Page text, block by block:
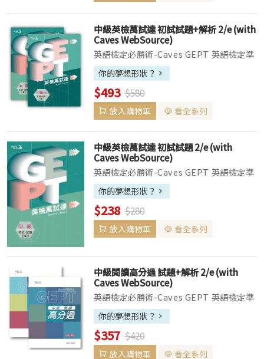
中級英檢萬試達 初試試題+解析 2/e (with
Caves WebSource)
英語檢定必勝術-Caves GEPT 英語檢定準
備必勝術：閱讀高分過 、聽力高分過 、英
檢萬試達 、TOEIC主題字彙快易通 ▌試題
本收錄六回模擬試題，解析本內提供多個單
元...
你的夢想形狀？
$493 $580
放入購物車 看全系列
中級英檢萬試達 初試試題 2/e (with
Caves WebSource)
英語檢定必勝術-Caves GEPT 英語檢定準
備必勝術：閱讀高分過 、聽力高分過 、英
檢萬試達 、TOEIC主題字彙快易通 ▌試題
本收錄六回模擬試題，解析本內提供多個單
元...
你的夢想形狀？
$238 $280
放入購物車 看全系列
中級閱讀高分過 試題+解析 2/e (with
Caves WebSource)
英語檢定必勝術-Caves GEPT 英語檢定準
備必勝術：閱讀高分過、聽力高分過、英檢
萬試達 、TOEIC主題字彙快易通 ▌試題本
收錄十回考題，難度由淺入深，增加學習信
心，...
你的夢想形狀？
$357 $420
放入購物車 看全系列